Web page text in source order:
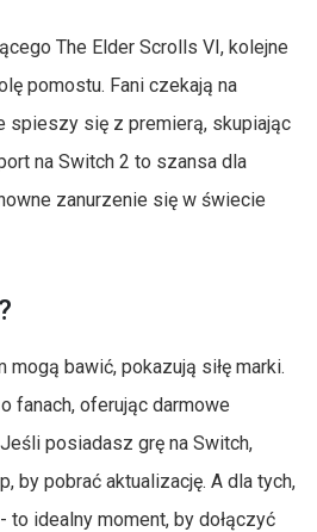
The Elder Scrolls VI, kolejne
pomostu. Fani czekają na
spieszy się z premierą, skupiając
na Switch 2 to szansa dla
zanurzenie się w świecie
bawić, pokazują siłę marki.
fanach, oferując darmowe
posiadasz grę na Switch,
by pobrać aktualizację. A dla tych,
idealny moment, by dołączyć